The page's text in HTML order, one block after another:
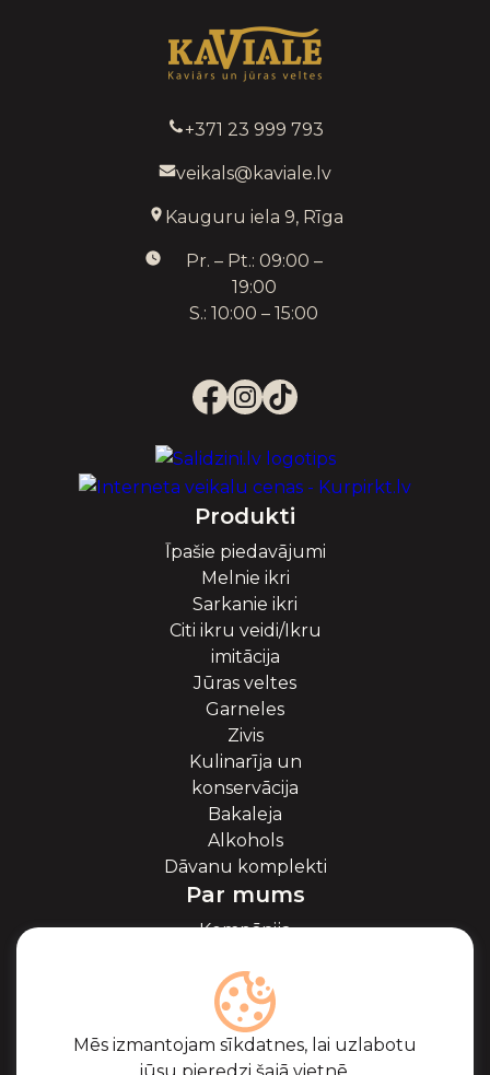
Mēs izmantojam sīkdatnes, lai uzlabotu
+371 23 999 793
veikals@kaviale.lv
Kauguru iela 9, Rīga
Pr. – Pt.: 09:00 –
19:00
S.: 10:00 – 15:00
Produkti
Īpašie piedavājumi
Melnie ikri
Sarkanie ikri
Citi ikru veidi/Ikru
imitācija
Jūras veltes
Garneles
Zivis
Kulinarīja un
konservācija
Bakaleja
Alkohols
Dāvanu komplekti
Par mums
Kompānija
Blogs
Sadarbība
Partneri
Sertifikāti